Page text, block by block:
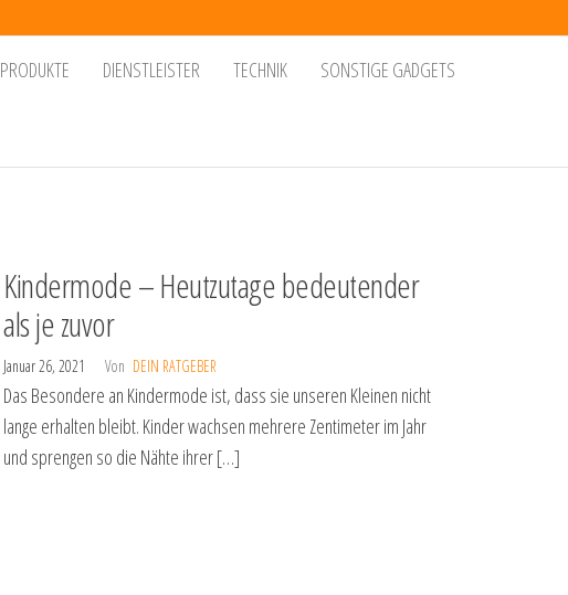
PRODUKTE DIENSTLEISTER TECHNIK SONSTIGE GADGETS
Kindermode – Heutzutage bedeutender
als je zuvor
Januar 26, 2021 Von DEIN RATGEBER
Das Besondere an Kindermode ist, dass sie unseren Kleinen nicht
lange erhalten bleibt. Kinder wachsen mehrere Zentimeter im Jahr
und sprengen so die Nähte ihrer […]